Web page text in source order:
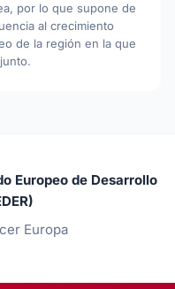
por lo que supone de
al crecimiento
de la región en la que
Europeo de Desarrollo
Europa